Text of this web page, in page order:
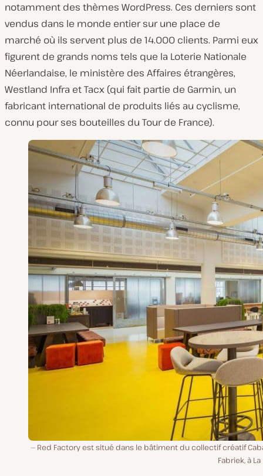
notamment des thèmes WordPress. Ces derniers sont
vendus dans le monde entier sur une place de
marché où ils servent plus de 14.000 clients. Parmi eux
figurent de grands noms tels que la Loterie Nationale
Néerlandaise, le ministère des Affaires étrangères,
Westland Infra et Tacx (qui fait partie de Garmin, un
fabricant international de produits liés au cyclisme,
connu pour ses bouteilles du Tour de France).
Red Factory est situé dans le bâtiment du collectif créatif
Fabriek, à La